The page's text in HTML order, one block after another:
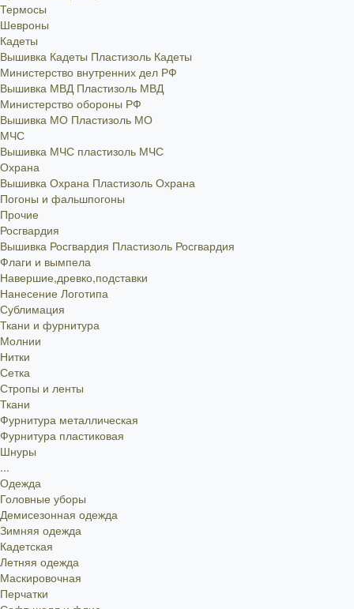
Термосы
Шевроны
Кадеты
Вышивка Кадеты Пластизоль Кадеты
Министерство внутренних дел РФ
Вышивка МВД Пластизоль МВД
Министерство обороны РФ
Вышивка МО Пластизоль МО
МЧС
Вышивка МЧС пластизоль МЧС
Охрана
Вышивка Охрана Пластизоль Охрана
Погоны и фальшпогоны
Прочие
Росгвардия
Вышивка Росгвардия Пластизоль Росгвардия
Флаги и вымпела
Навершие,древко,подставки
Нанесение Логотипа
Сублимация
Ткани и фурнитура
Молнии
Нитки
Сетка
Стропы и ленты
Ткани
Фурнитура металлическая
Фурнитура пластиковая
Шнуры
...
Одежда
Головные уборы
Демисезонная одежда
Зимняя одежда
Кадетская
Летняя одежда
Маскировочная
Перчатки